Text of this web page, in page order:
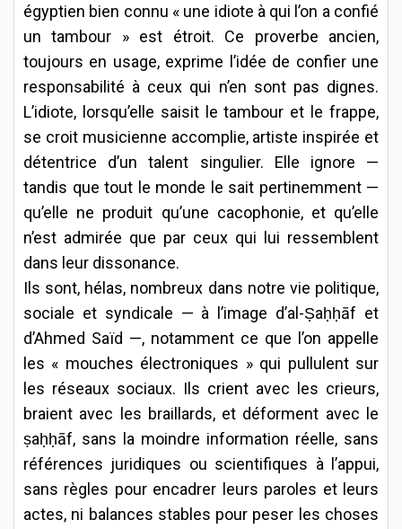
égyptien bien connu « une idiote à qui l’on a confié
un tambour » est étroit. Ce proverbe ancien,
toujours en usage, exprime l’idée de confier une
responsabilité à ceux qui n’en sont pas dignes.
L’idiote, lorsqu’elle saisit le tambour et le frappe,
se croit musicienne accomplie, artiste inspirée et
détentrice d’un talent singulier. Elle ignore —
tandis que tout le monde le sait pertinemment —
qu’elle ne produit qu’une cacophonie, et qu’elle
n’est admirée que par ceux qui lui ressemblent
dans leur dissonance.
Ils sont, hélas, nombreux dans notre vie politique,
sociale et syndicale — à l’image d’al-Ṣaḥḥāf et
d’Ahmed Saïd —, notamment ce que l’on appelle
les « mouches électroniques » qui pullulent sur
les réseaux sociaux. Ils crient avec les crieurs,
braient avec les braillards, et déforment avec le
ṣaḥḥāf, sans la moindre information réelle, sans
références juridiques ou scientifiques à l’appui,
sans règles pour encadrer leurs paroles et leurs
actes, ni balances stables pour peser les choses